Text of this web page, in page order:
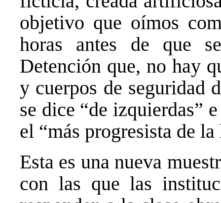
objetivo que oímos
horas antes de que
Detención que, no hay
y cuerpos de seguridad
se dice “de izquierdas”
el “más progresista de
Esta es una nueva
con las que las